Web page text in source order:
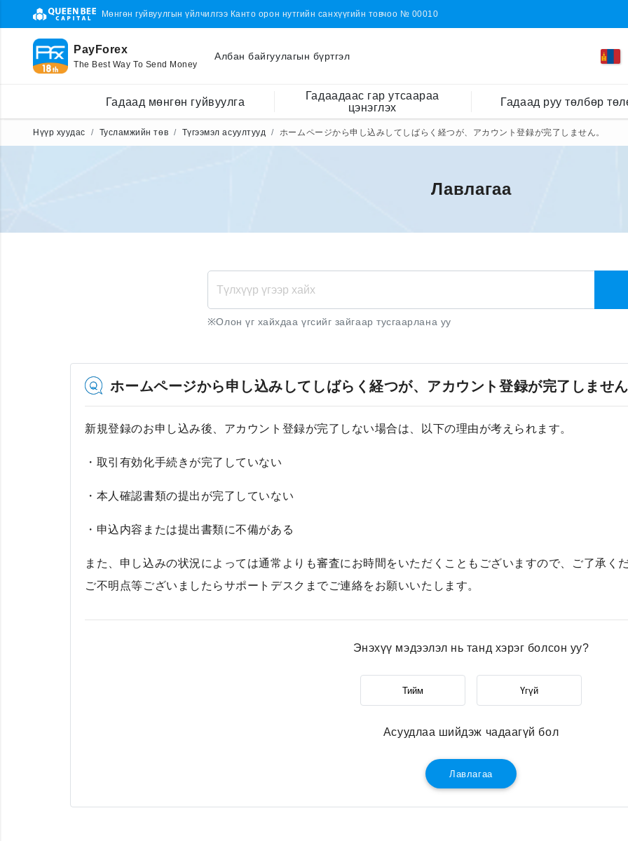
Мөнгөн гуйвуулгын үйлчилгээ Канто орон нутгийн санхүүгийн товчоо № 00010
PayForex
The Best Way To Send Money
Албан байгуулагын бүртгэл
Гадаад мөнгөн гуйвуулга
Гадаадаас гар утсаараа
цэнэглэх
Гадаад руу төлбөр
Нүүр хуудас Тусламжийн төв Түгээмэл асуултууд ホームページから申し込みしてしばらく経つが、アカウント登録が完了しません。
Лавлагаа
※Олон үг хайхдаа үгсийг зайгаар тусгаарлана уу
ホームページから申し込みしてしばらく経つが、アカウント登録が完了しませ
新規登録のお申し込み後、アカウント登録が完了しない場合は、以下の理由が考えられます。
・取引有効化手続きが完了していない
・本人確認書類の提出が完了していない
・申込内容または提出書類に不備がある
また、申し込みの状況によっては通常よりも審査にお時間をいただくこともございますので、ご了承く
ご不明点等ございましたらサポートデスクまでご連絡をお願いいたします。
Энэхүү мэдээлэл нь танд хэрэг болсон уу?
Тийм Үгүй
Асуудлаа шийдэж чадаагүй бол
Лавлагаа